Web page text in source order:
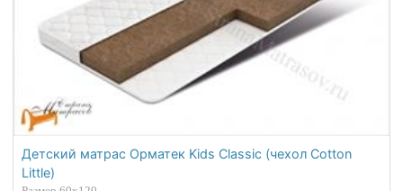
Детский матрас Орматек Kids Classic (чехол Cotton
Little)